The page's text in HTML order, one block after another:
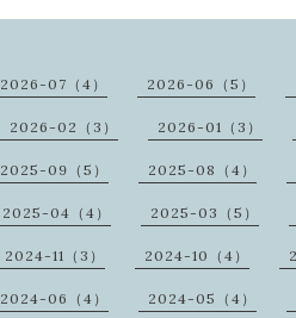
2026-07（4） 2026-06（5）
2026-02（3） 2026-01（3）
2025-09（5） 2025-08（4）
2025-04（4） 2025-03（5）
2024-11（3） 2024-10（4）
2024-06（4） 2024-05（4）